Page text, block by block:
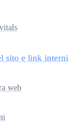
sito e link interni
web